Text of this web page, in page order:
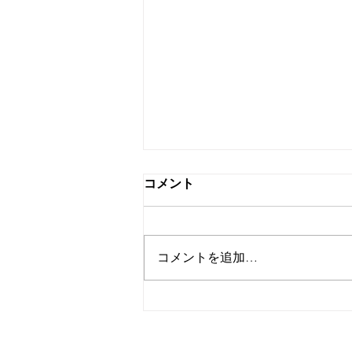
コメント
コメントを追加…